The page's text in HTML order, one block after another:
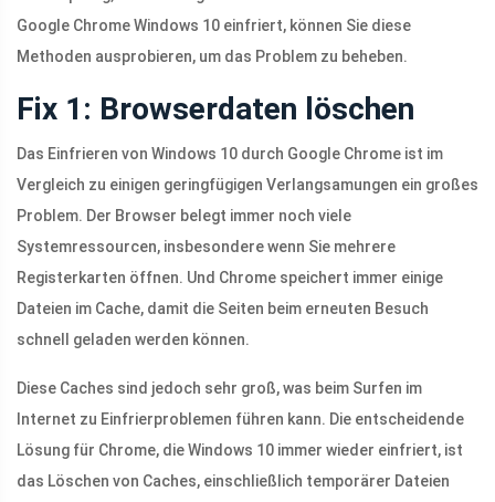
Google Chrome Windows 10 einfriert, können Sie diese
Methoden ausprobieren, um das Problem zu beheben.
Fix 1: Browserdaten löschen
Das Einfrieren von Windows 10 durch Google Chrome ist im
Vergleich zu einigen geringfügigen Verlangsamungen ein großes
Problem. Der Browser belegt immer noch viele
Systemressourcen, insbesondere wenn Sie mehrere
Registerkarten öffnen. Und Chrome speichert immer einige
Dateien im Cache, damit die Seiten beim erneuten Besuch
schnell geladen werden können.
Diese Caches sind jedoch sehr groß, was beim Surfen im
Internet zu Einfrierproblemen führen kann. Die entscheidende
Lösung für Chrome, die Windows 10 immer wieder einfriert, ist
das Löschen von Caches, einschließlich temporärer Dateien